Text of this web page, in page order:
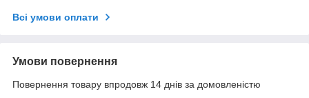
Всі умови оплати
Умови повернення
Повернення товару впродовж 14 днів за домовленістю